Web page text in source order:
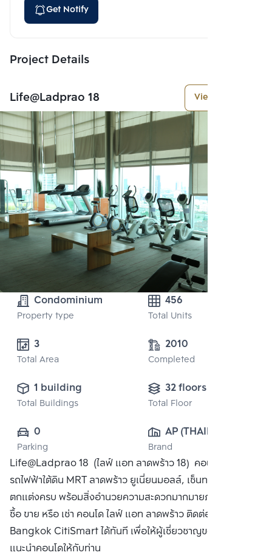
Get Notify
Project Details
Life@Ladprao 18 View More
Condominium
Property type
456
Total Units
3
Total Area
2010
Completed
1 building
Total Buildings
32 floors
Total Floor
0
Parking
AP (THAILAND)
PUBLIC CO.,
LTD.
Brand
Life@Ladprao 18 (ไลฟ์ แอท ลาดพร้าว 18) คอนโดใกล้
รถไฟฟ้าใต้ดิน MRT ลาดพร้าว ยูเนี่ยนมอลล์, เซ็นทรัลลาดพร้าว
ตกแต่งครบ พร้อมสิ่งอำนวยความสะดวกมากมายภายในคอนโด
ซื้อ ขาย หรือ เช่า คอนโด ไลฟ์ แอท ลาดพร้าว ติดต่อหาเรา
Bangkok CitiSmart ได้ทันที เพื่อให้ผู้เชี่ยวชาญของเราได้
แนะนำคอนโดให้กับท่าน